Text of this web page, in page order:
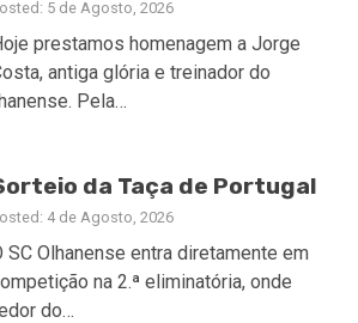
5 de Agosto, 2026
prestamos homenagem a Jorge
antiga glória e treinador do
Pela…
da Taça de Portugal
4 de Agosto, 2026
SC Olhanense entra diretamente em
na 2.ª eliminatória, onde
do…